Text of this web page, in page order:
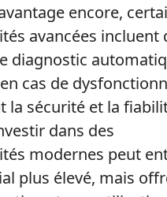
encore,
avancées incluent
diagnostic
cas de
la sécurité et la
dans des
modernes peut
plus élevé, mais